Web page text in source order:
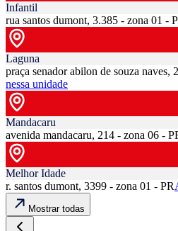
Infantil
rua santos dumont, 3.385 - zona 01 -
Laguna
praça senador abilon de souza naves,
nessa unidade
Mandacaru
avenida mandacaru, 214 - zona 06 -
Melhor Idade
r. santos dumont, 3399 - zona 01 - PR
Mostrar todas